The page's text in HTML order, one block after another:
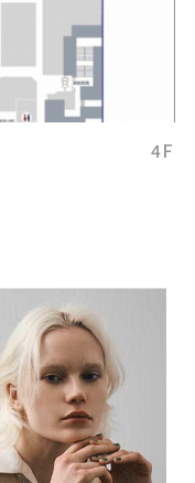
4F